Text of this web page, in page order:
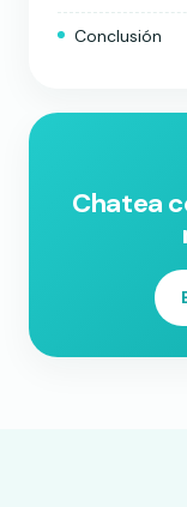
Conclusión
Chatea